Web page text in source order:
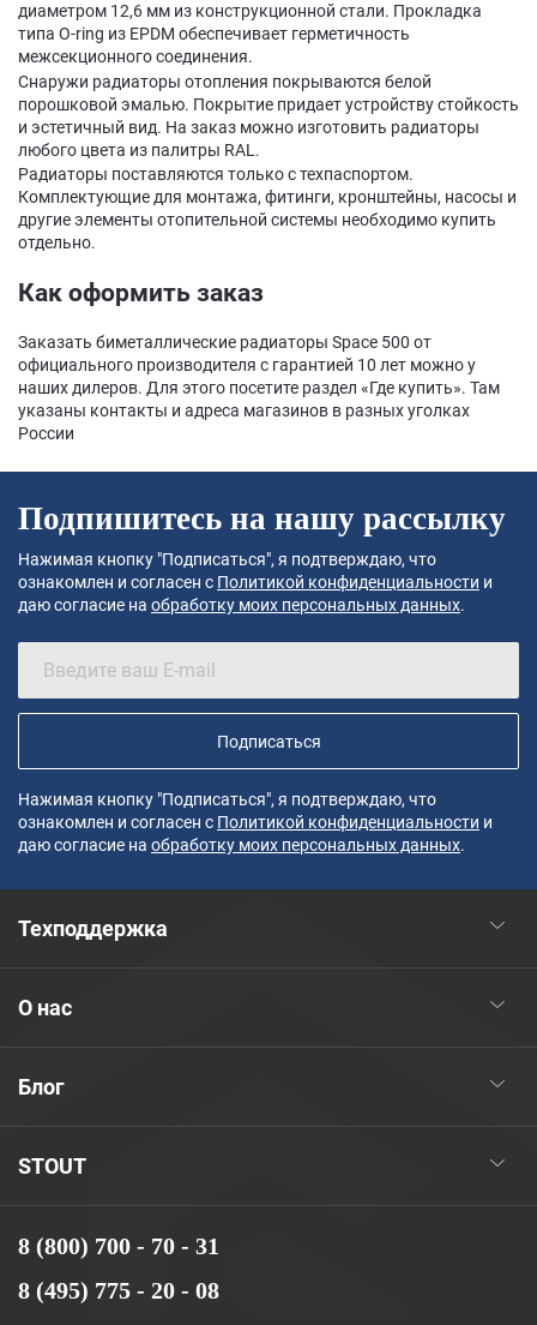
диаметром 12,6 мм из конструкционной стали. Прокладка
типа O-ring из EPDM обеспечивает герметичность
межсекционного соединения.
Снаружи радиаторы отопления покрываются белой
порошковой эмалью. Покрытие придает устройству стойкость
и эстетичный вид. На заказ можно изготовить радиаторы
любого цвета из палитры RAL.
Радиаторы поставляются только с техпаспортом.
Комплектующие для монтажа, фитинги, кронштейны, насосы и
другие элементы отопительной системы необходимо купить
отдельно.
Как оформить заказ
Заказать биметаллические радиаторы Space 500 от
официального производителя с гарантией 10 лет можно у
наших дилеров. Для этого посетите раздел «Где купить». Там
указаны контакты и адреса магазинов в разных уголках
России
Подпишитесь на нашу рассылку
Нажимая кнопку "Подписаться", я подтверждаю, что
ознакомлен и согласен с Политикой конфиденциальности и
даю согласие на обработку моих персональных данных.
Подписаться
Нажимая кнопку "Подписаться", я подтверждаю, что
ознакомлен и согласен с Политикой конфиденциальности и
даю согласие на обработку моих персональных данных.
8 (800) 700 - 70 - 31
8 (495) 775 - 20 - 08
STOUT
Блог
О нас
Техподдержка